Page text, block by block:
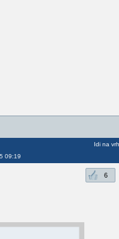
09:19
Idi na vrh
6